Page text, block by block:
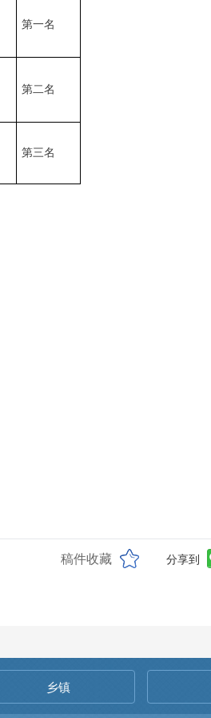
第一名
第二名
第三名
稿件收藏 分享到
乡镇